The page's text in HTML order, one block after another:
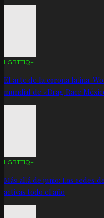
LGBTTIQ+
El arte de la corona latina:
mundial de «Drag Race
LGBTTIQ+
Más allá de junio: Las redes
activas todo el año